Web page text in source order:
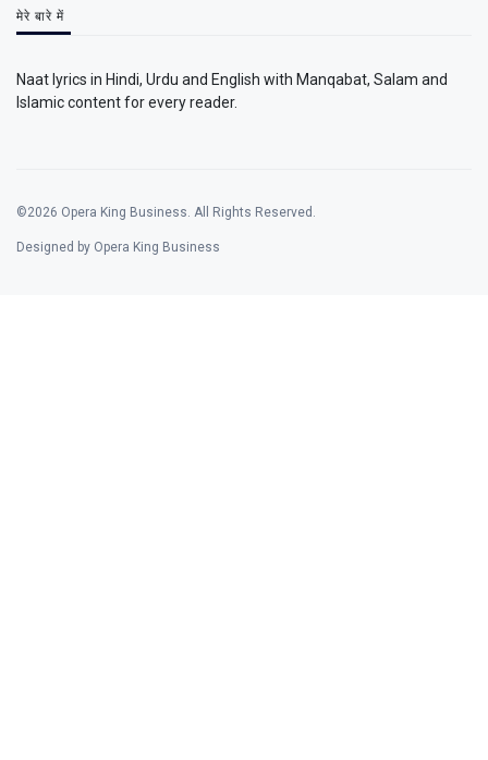
मेरे बारे में
Naat lyrics in Hindi, Urdu and English with Manqabat, Salam and
Islamic content for every reader.
©2026 Opera King Business. All Rights Reserved.
Designed by Opera King Business